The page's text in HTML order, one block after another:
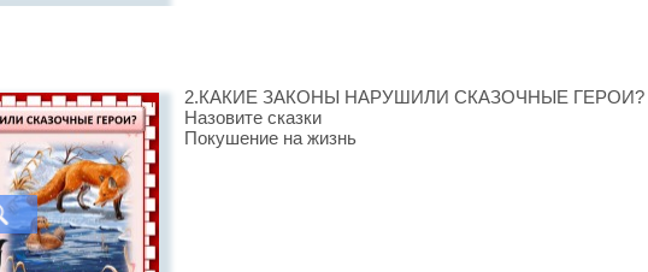
2.КАКИЕ ЗАКОНЫ НАРУШИЛИ СКАЗОЧНЫЕ ГЕРОИ?
Назовите сказки
Покушение на жизнь